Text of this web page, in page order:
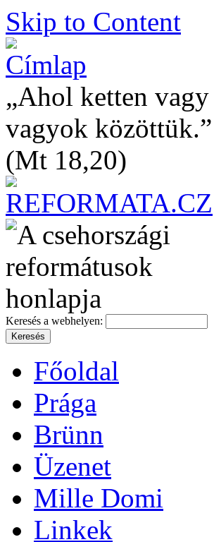
Skip to Content
„Ahol ketten
vagyok közöttük.”
(Mt 18,20)
Keresés a webhelyen:
Főoldal
Prága
Brünn
Üzenet
Mille Domi
Linkek